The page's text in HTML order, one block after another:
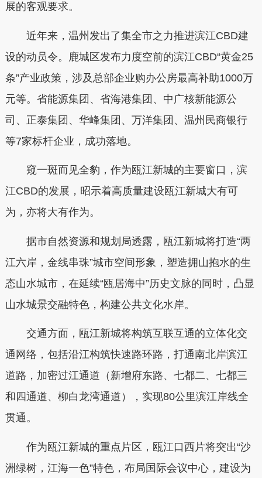
展的客观要求。
近年来，温州发出了集全市之力推进滨江CBD建
设的动员令。鹿城区发布力度空前的滨江CBD“黄金25
条”产业政策，涉及总部企业购办公房最高补助1000万
元等。省能源集团、省海港集团、中广核新能源公
司、正泰集团、华峰集团、万洋集团、温州民商银行
等7家标杆企业，成功落地。
窥一斑而见全豹，作为瓯江新城的主要窗口，滨
江CBD的发展，昭示着高质量建设瓯江新城大有可
为，亦将大有作为。
据市自然资源和规划局透露，瓯江新城将打造“两
江六岸，金线串珠”城市空间形象，塑造拥山抱水的生
态山水城市，在延续“瓯居海中”历史文脉的同时，凸显
山水城景交融特色，构建公共文化水岸。
交通方面，瓯江新城将构筑互联互通的立体化交
通网络，包括沿江构筑快速路环路，打通南北岸滨江
道路，加密过江通道（新增府东路、七都二、七都三
和四通道、柳白龙湾通道），实现80公里滨江岸线全
贯通。
作为瓯江新城的重点片区，瓯江口西片将突出“沙
洲绿树，江海一色”特色，布局国际会议中心，建设为